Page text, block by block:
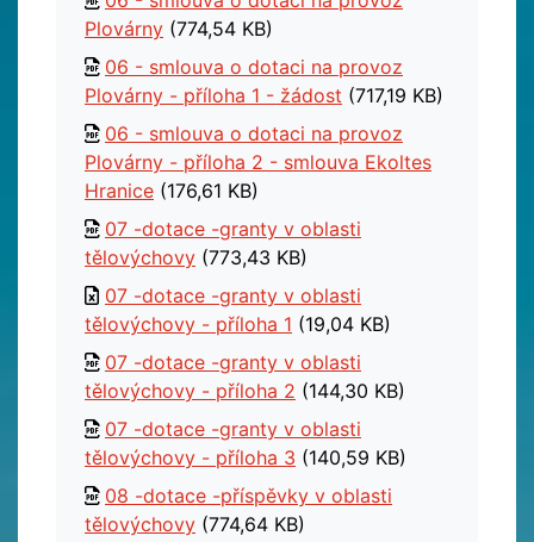
Plovárny (774,54 KB)
06 - smlouva o dotaci na provoz
Plovárny - příloha 1 - žádost (717,19 KB)
06 - smlouva o dotaci na provoz
Plovárny - příloha 2 - smlouva Ekoltes
Hranice (176,61 KB)
07 -dotace -granty v oblasti
tělovýchovy (773,43 KB)
07 -dotace -granty v oblasti
tělovýchovy - příloha 1 (19,04 KB)
07 -dotace -granty v oblasti
tělovýchovy - příloha 2 (144,30 KB)
07 -dotace -granty v oblasti
tělovýchovy - příloha 3 (140,59 KB)
08 -dotace -příspěvky v oblasti
tělovýchovy (774,64 KB)